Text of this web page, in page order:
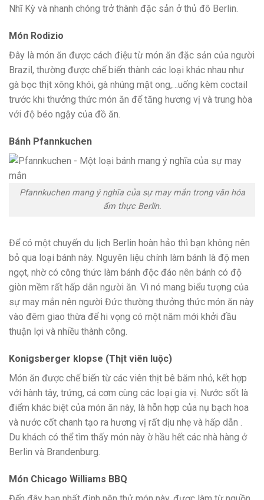
Nhĩ Kỳ và nhanh chóng trở thành đặc sản ở thủ đô Berlin.
Món Rodizio
Đây là món ăn được cách điệu từ món ăn đặc sản của người
Brazil, thường được chế biến thành các loại khác nhau như
gà bọc thịt xông khói, gà nhúng mật ong,…uống kèm coctail
trước khi thưởng thức món ăn để tăng hương vị và trung hòa
với độ béo ngậy của đồ ăn.
Bánh Pfannkuchen
Pfannkuchen mang ý nghĩa của sự may mắn trong văn hóa
ẩm thực Berlin.
Để có một chuyến du lịch Berlin hoàn hảo thì bạn không nên
bỏ qua loại bánh này. Nguyên liệu chính làm bánh là độ men
ngọt, nhờ có công thức làm bánh độc đáo nên bánh có độ
giòn mềm rất hấp dẫn người ăn. Vì nó mang biểu tượng của
sự may mắn nên người Đức thường thưởng thức món ăn này
vào đêm giao thừa để hi vọng có một năm mới khởi đầu
thuận lợi và nhiều thành công.
Konigsberger klopse (Thịt viên luộc)
Món ăn được chế biến từ các viên thịt bê băm nhỏ, kết hợp
với hành tây, trứng, cá cơm cùng các loại gia vị. Nước sốt là
điểm khác biệt của món ăn này, là hỗn hợp của nụ bạch hoa
và nước cốt chanh tạo ra hương vị rất dịu nhẹ và hấp dẫn .
Du khách có thể tìm thấy món này ờ hầu hết các nhà hàng ở
Berlin và Brandenburg.
Món Chicago Williams BBQ